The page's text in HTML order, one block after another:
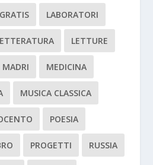
GRATIS LABORATORI
LETTURE
MADRI MEDICINA
MUSICA CLASSICA
POESIA
PROGETTI RUSSIA